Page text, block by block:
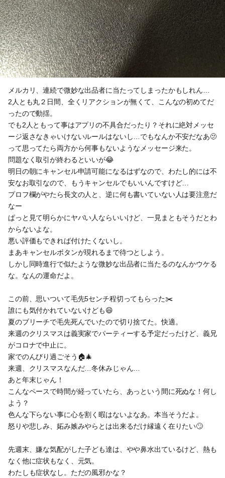
メルカリ、連続で微妙な出品者に当たってしまったかもしれん…
2人とも丸２日間、全くリアクションが無くて、こんなの初めてだ
ったので動揺。
でも2人ともって事はアプリの不具合だったり？それに絶対メッセ
ージ返さなきゃいけないルールはないし…でもなんか不安だなあ🫤
って思ってたら両方から何事もないようなメッセージ来た。
問題なく取引が終わるといいが😂
明日の朝にキャンセル申請可能になるはずなので、わたし的には不
安なお取引なので、もうキャンセルでもいいんですけど…
プロフ欄がやたら長文の人と、逆に何も書いていない人は要注意だ
なー
ぱっと見て明らかにヤバい人ならいいけど、一見まともそうだとわ
からないよな。
悪い評価もできれば付けたくないし。
まあキャンセルボタンが現れるまで待つとしよう。
しかし同時進行で似たような微妙な出品者に当たるのなんかウケる
な。なんの運命だよ。
この前、思いついて毛先5センチ程切ってもらった✂️
誰にも気付かれていないけども😄
夏のブリーチで毛先死んでいたので切り捨てた。快適。
来週のクリスマスは義実家でパーティーする予定だったけど、義兄
がコロナで中止に。
家でのんびり過ごそう🏠🎄
来週、クリスマスなんだ…冬休みじゃん…
あと年末じゃん！
こんなペースで時間が経っていたら、あっという間に死ぬな！何し
よう？
色んな下らない事に心を割く暇はないよなあ。本当そうだよ。
怒りや悲しみ、妬み嫉みやらとは出来るだけ縁遠く在りたい🙄
先週末、嫌な気配がした子ども達は、やや鼻水出ているけど、熱も
なく他に症状もなく、元気。
わたしも症状なし。ただの風邪かな？